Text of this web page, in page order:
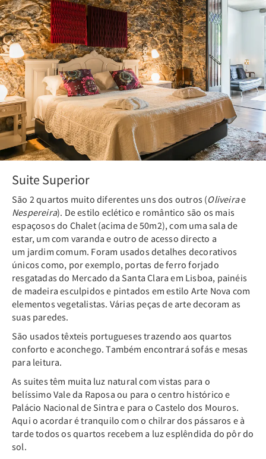
Suite Superior
São 2 quartos muito diferentes uns dos outros (Oliveirae
Nespereira). De estilo eclético e romântico são os mais
espaçosos do Chalet (acima de 50m2), com uma sala de
estar, um com varanda e outro de acesso directo a
um jardim comum. Foram usados detalhes decorativos
únicos como, por exemplo, portas de ferro forjado
resgatadas do Mercado da Santa Clara em Lisboa, painéis
de madeira esculpidos e pintados em estilo Arte Nova com
elementos vegetalistas. Várias peças de arte decoram as
suas paredes.
São usados têxteis portugueses trazendo aos quartos
conforto e aconchego. Também encontrará sofás e mesas
para leitura.
As suites têm muita luz natural com vistas para o
belíssimo Vale da Raposa ou para o centro histórico e
Palácio Nacional de Sintra e para o Castelo dos Mouros.
Aqui o acordar é tranquilo com o chilrar dos pássaros e à
tarde todos os quartos recebem a luz esplêndida do pôr do
sol.